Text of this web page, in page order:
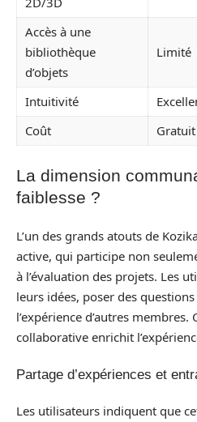
Accès à une
bibliothèque
d’objets
Limité
Intuitivité
Coût
Gratuit
La dimension
faiblesse ?
L’un des grands atouts de
active, qui participe non
à l’évaluation des projets. Les
leurs idées, poser des
l’expérience d’autres membres.
collaborative enrichit
Partage d’expériences et
Les utilisateurs indiquent que